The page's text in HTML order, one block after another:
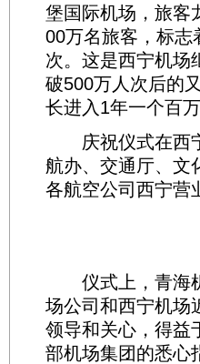
堡国际机场，旅客
00万名旅客，标志
次。这是西宁机场
破500万人次后的
长进入1年一个百
庆祝仪式在西宁
航办、交通厅、文
各航空公司西宁营
仪式上，青海机
场公司和西宁机场
领导和关心，得益
部机场集团的悉心